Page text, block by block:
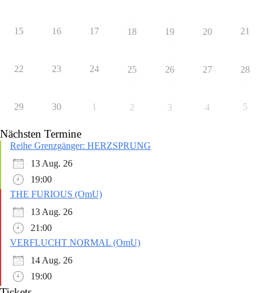
15 16 17 18 19 20 21
22 23 24 25 26 27 28
29 30 1 2 3 4 5
Nächsten Termine
Reihe Grenzgänger: HERZSPRUNG
13 Aug. 26
19:00
THE FURIOUS (OmU)
13 Aug. 26
21:00
VERFLUCHT NORMAL (OmU)
14 Aug. 26
19:00